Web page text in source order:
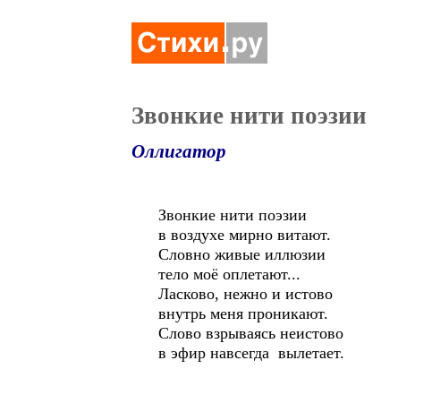
Звонкие нити поэзии
Оллигатор
Звонкие нити поэзии
в воздухе мирно витают.
Словно живые иллюзии
тело моё оплетают...
Ласково, нежно и истово
внутрь меня проникают.
Слово взрываясь неистово
в эфир навсегда вылетает.